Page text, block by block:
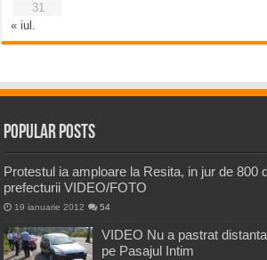
31
« iul.
Popular Posts
Protestul ia amploare la Resita, in jur de 800
prefecturii VIDEO/FOTO
19 ianuarie 2012 54
VIDEO Nu a pastrat
pe Pasajul Intim